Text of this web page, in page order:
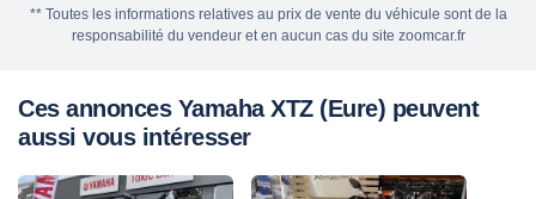
** Toutes les informations relatives au prix de vente du véhicule sont de la
responsabilité du vendeur et en aucun cas du site zoomcar.fr
Ces annonces Yamaha XTZ (Eure) peuvent
aussi vous intéresser